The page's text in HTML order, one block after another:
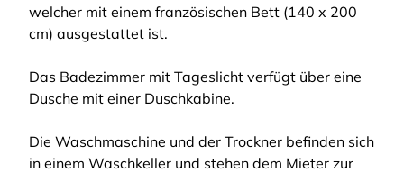
welcher mit einem französischen Bett (140 x 200
cm) ausgestattet ist.
Das Badezimmer mit Tageslicht verfügt über eine
Dusche mit einer Duschkabine.
Die Waschmaschine und der Trockner befinden sich
in einem Waschkeller und stehen dem Mieter zur